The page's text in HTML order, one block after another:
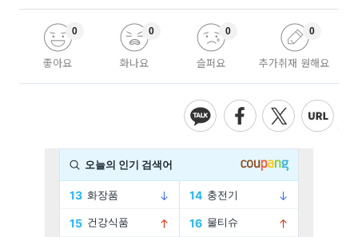
좋아요
0
화나요
0
슬퍼요
0
추가취재 원해요
0